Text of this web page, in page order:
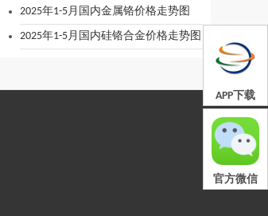
2025年1-5月国内金属铬价格走势图
2025年1-5月国内硅铬合金价格走势图
APP下载
官方微信